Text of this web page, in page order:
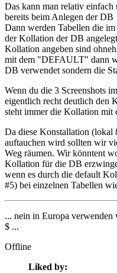
Das kann man relativ
bereits beim Anlegen der
Dann werden Tabellen die
der Kollation der DB
Kollation angeben sind
mit dem "DEFAULT" dann
DB verwendet sondern die
Wenn du die 3 Screenshots
eigentlich recht deutlich den
steht immer die Kollation mit
Da diese Konstallation
auftauchen wird sollten wir
Weg räumen. Wir könntent
Kollation für die DB
wenn es durch die default
#5) bei einzelnen Tabellen
... nein in Europa verwenden
$ ...
Offline
Liked by: